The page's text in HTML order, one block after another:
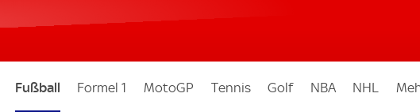
Fußball Formel 1 MotoGP Tennis Golf NBA NHL